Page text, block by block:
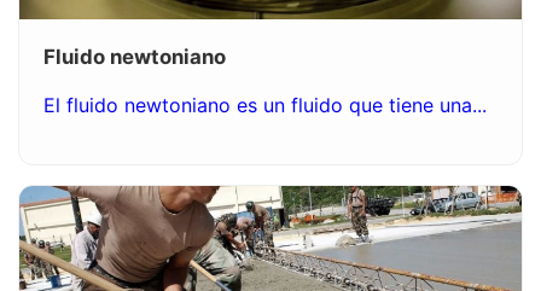
Fluido newtoniano
El fluido newtoniano es un fluido que tiene una...